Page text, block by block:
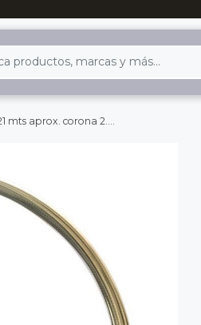
2.0 mm y 0.9 mm de altura